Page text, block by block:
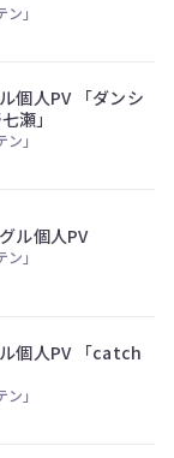
」
個人PV 「ダンシ
瀬」
」
ル個人PV
」
個人PV 「catch
」